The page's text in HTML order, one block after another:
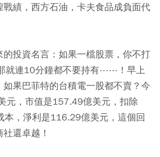
戰績，西方石油，卡夫食品成負面代
的投資名言：如果一檔股票，你不打
就連10分鐘都不要持有⋯⋯！早上
如果巴菲特的台積電一股都不賣？今
元，市值是157.49億美元，扣除
本，淨利是116.29億美元，這個回
還卓越！